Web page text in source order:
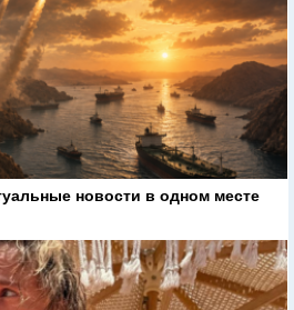
новости в одном месте